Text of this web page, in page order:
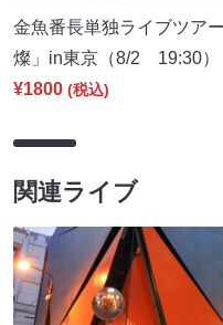
金魚番長単独ライブツア
燦」in東京（8/2 19:30）
¥1800 (税込)
関連ライブ